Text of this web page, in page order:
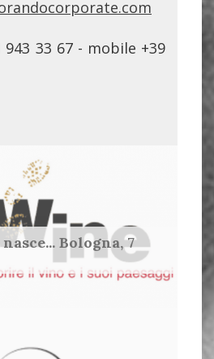
943 33 67 - mobile +39
Bologna, 7